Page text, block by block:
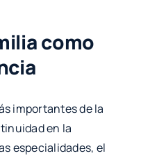
como
importantes de la
en la
especialidades, el